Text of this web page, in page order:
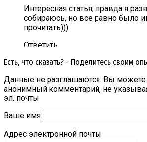
Интересная статья, правда я
собираюсь, но все равно было
прочитать)))
Ответить
Есть, что сказать? - Поделитесь своим
Данные не разглашаются. Вы можете
анонимный комментарий, не
эл. почты
Ваше имя
Адрес электронной почты